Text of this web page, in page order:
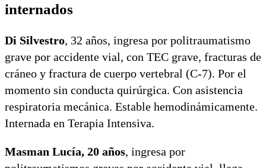
internados
Di Silvestro, 32 años, ingresa por politraumatismo
grave por accidente vial, con TEC grave, fracturas de
cráneo y fractura de cuerpo vertebral (C-7). Por el
momento sin conducta quirúrgica. Con asistencia
respiratoria mecánica. Estable hemodinámicamente.
Internada en Terapia Intensiva.
Masman Lucía, 20 años, ingresa por